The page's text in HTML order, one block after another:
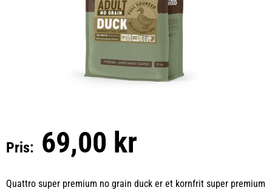
Pris: 69,00 kr
Quattro super premium no grain duck er et kornfrit super premium